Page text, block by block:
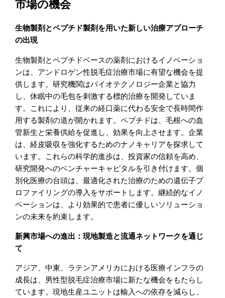
市場の機会
生物製剤とペプチド製剤を用いた新しい治療アプローチ
の出現
生物製剤とペプチドベースの薬剤におけるイノベーショ
ンは、アンドロゲン性脱毛症治療市場に有望な機会を提
供します。研究機関はバイオテクノロジー企業と協力
し、休眠中の毛包を刺激する標的治療を開発していま
す。これにより、従来の経口薬に代わる安全で長時間作
用する製剤の道が開かれます。ペプチドは、毛根への血
管新生と栄養供給を促進し、効果を向上させます。企業
は、経皮吸収を強化するためのナノキャリアを探求して
います。これらの科学的進歩は、投資家の信頼を高め、
研究開発へのベンチャーキャピタルを引き付けます。個
別化医療の台頭は、最適化された治療のための遺伝子プ
ロファイリングの導入をサポートします。継続的なイノ
ベーションは、より効果的で患者に優しいソリューショ
ンの未来を約束します。
新興市場への進出：現地製造と流通ネットワークを通じ
て
アジア、中東、ラテンアメリカにおける医療インフラの
成長は、男性型脱毛症治療市場に新たな機会をもたらし
ています。現地生産ユニットは輸入への依存を減らし、